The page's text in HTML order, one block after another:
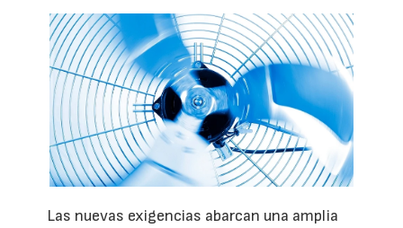
Las nuevas exigencias abarcan una amplia